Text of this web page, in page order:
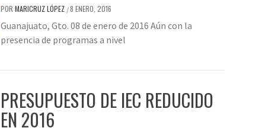
POR MARICRUZ LÓPEZ /8 ENERO, 2016
Guanajuato, Gto. 08 de enero de 2016 Aún con la
presencia de programas a nivel
PRESUPUESTO DE IEC REDUCIDO
EN 2016